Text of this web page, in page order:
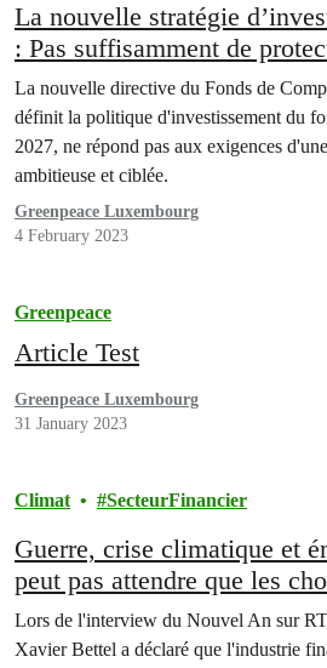
La nouvelle stratégie
: Pas suffisamment de
et les droits humains
La nouvelle directive du Fonds de
définit la politique d'investissement du
2027, ne répond pas aux exigences
ambitieuse et ciblée.
Greenpeace Luxembourg
4 February 2023
Greenpeace
Article Test
Greenpeace Luxembourg
31 January 2023
Climat SecteurFinancier
Guerre, crise climatique et
peut pas attendre que les
petit à petit »!
Lors de l'interview du Nouvel An sur
Xavier Bettel a déclaré que l'industrie